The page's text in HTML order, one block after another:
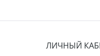
ЛИЧНЫЙ